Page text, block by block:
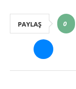
PAYLAŞ 0